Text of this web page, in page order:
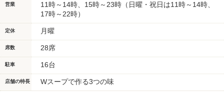
営業
11時～14時、15時～23時（日曜・祝日は11時～14時、
17時～22時）
定休 月曜
席数 28席
駐車 16台
店舗の特長 Wスープで作る3つの味